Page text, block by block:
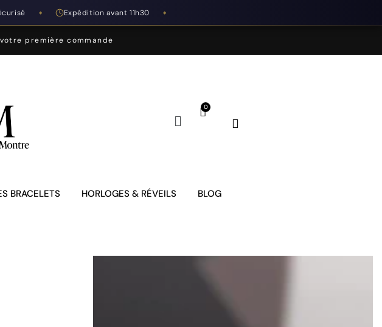
◆ Expédition avant 11h30 ◆
première commande
BRACELETS HORLOGES & RÉVEILS BLOG